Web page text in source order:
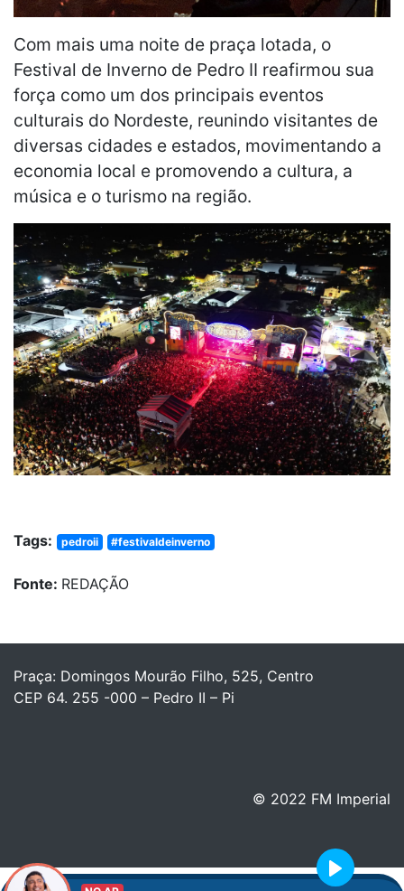
Com mais uma noite de praça lotada, o
Festival de Inverno de Pedro II reafirmou sua
força como um dos principais eventos
culturais do Nordeste, reunindo visitantes de
diversas cidades e estados, movimentando a
economia local e promovendo a cultura, a
música e o turismo na região.
Tags: pedroii #festivaldeinverno
Fonte: REDAÇÃO
Play
Praça: Domingos Mourão Filho, 525, Centro
CEP 64. 255 -000 – Pedro II – Pi
© 2022 FM Imperial